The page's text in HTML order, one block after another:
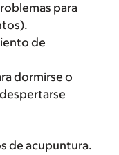
para
de
dormirse o
de acupuntura.